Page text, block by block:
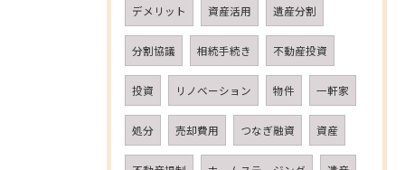
デメリット 資産活用 遺産分割
分割協議 相続手続き 不動産投資
投資 リノベーション 物件 一軒家
処分 売却費用 つなぎ融資 資産